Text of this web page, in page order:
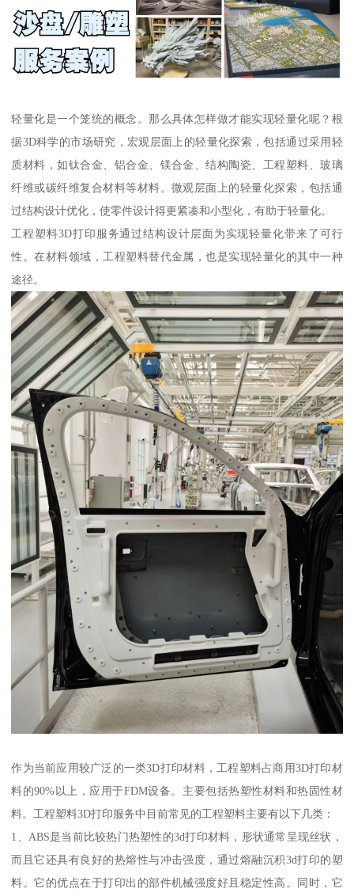
轻量化是一个笼统的概念。那么具体怎样做才能实现轻量化呢？根
据3D科学的市场研究，宏观层面上的轻量化探索，包括通过采用轻
质材料，如钛合金、铝合金、镁合金、结构陶瓷、工程塑料、玻璃
纤维或碳纤维复合材料等材料。微观层面上的轻量化探索，包括通
过结构设计优化，使零件设计得更紧凑和小型化，有助于轻量化。
工程塑料3D打印服务通过结构设计层面为实现轻量化带来了可行
性。在材料领域，工程塑料替代金属，也是实现轻量化的其中一种
途径。
作为当前应用较广泛的一类3D打印材料，工程塑料占商用3D打印材
料的90%以上，应用于FDM设备。主要包括热塑性材料和热固性材
料。工程塑料3D打印服务中目前常见的工程塑料主要有以下几类：
1、ABS是当前比较热门热塑性的3d打印材料，形状通常呈现丝状，
而且它还具有良好的热熔性与冲击强度，通过熔融沉积3d打印的塑
料。它的优点在于打印出的部件机械强度好且稳定性高。同时，它